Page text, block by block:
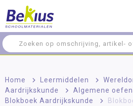
Home > Leermiddelen >
Aardrijkskunde
> Algemene
Blokboek Aardrijkskunde
>